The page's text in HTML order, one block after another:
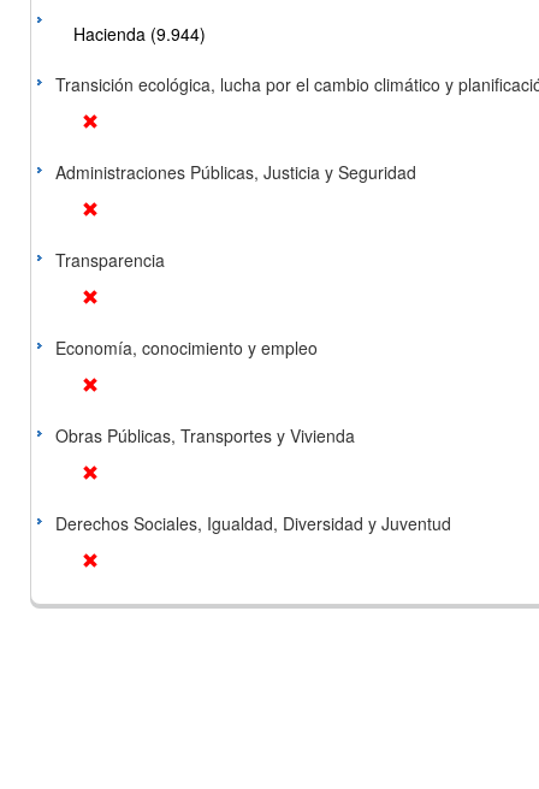
Hacienda (9.944)
Transición ecológica, lucha por el cambio climático y
Administraciones Públicas, Justicia y Seguridad
Transparencia
Economía, conocimiento y empleo
Obras Públicas, Transportes y Vivienda
Derechos Sociales, Igualdad, Diversidad y Juventud